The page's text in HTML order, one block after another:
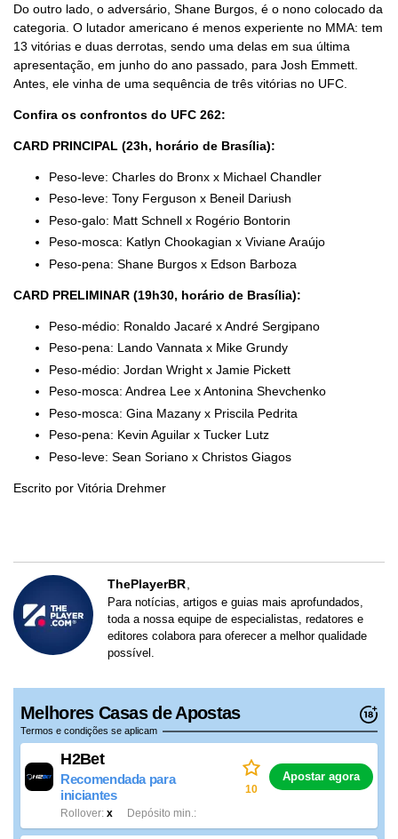
Do outro lado, o adversário, Shane Burgos, é o nono colocado da
categoria. O lutador americano é menos experiente no MMA: tem
13 vitórias e duas derrotas, sendo uma delas em sua última
apresentação, em junho do ano passado, para Josh Emmett.
Antes, ele vinha de uma sequência de três vitórias no UFC.
Confira os confrontos do UFC 262:
CARD PRINCIPAL (23h, horário de Brasília):
Peso-leve: Charles do Bronx x Michael Chandler
Peso-leve: Tony Ferguson x Beneil Dariush
Peso-galo: Matt Schnell x Rogério Bontorin
Peso-mosca: Katlyn Chookagian x Viviane Araújo
Peso-pena: Shane Burgos x Edson Barboza
CARD PRELIMINAR (19h30, horário de Brasília):
Peso-médio: Ronaldo Jacaré x André Sergipano
Peso-pena: Lando Vannata x Mike Grundy
Peso-médio: Jordan Wright x Jamie Pickett
Peso-mosca: Andrea Lee x Antonina Shevchenko
Peso-mosca: Gina Mazany x Priscila Pedrita
Peso-pena: Kevin Aguilar x Tucker Lutz
Peso-leve: Sean Soriano x Christos Giagos
Escrito por Vitória Drehmer
ThePlayerBR
Para notícias, artigos e guias mais aprofundados,
toda a nossa equipe de especialistas, redatores e
editores colabora para oferecer a melhor qualidade
possível.
Melhores Casas de Apostas
Termos e condições se aplicam
H2Bet
Recomendada para
iniciantes
x
Rollover Depósito min.
10
Apostar agora